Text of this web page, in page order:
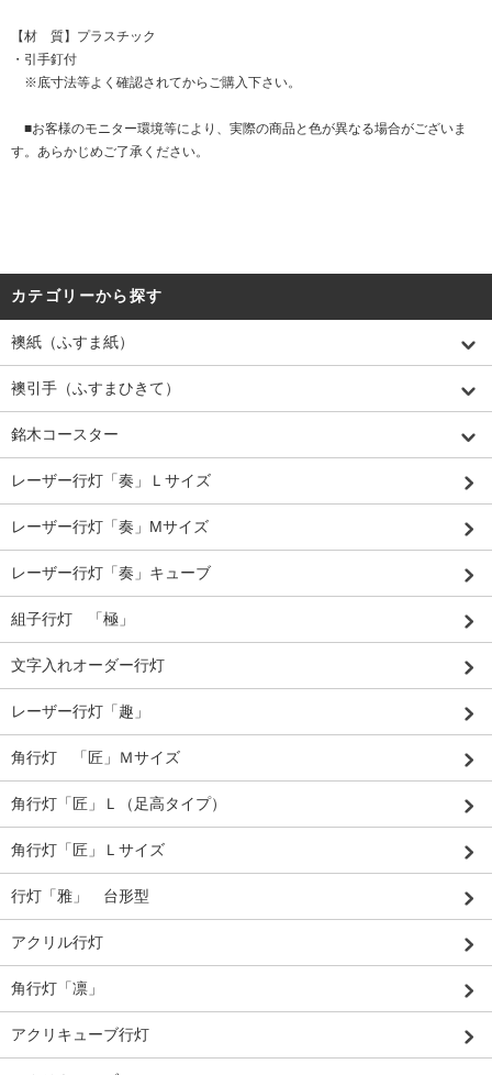
【材 質】プラスチック
・引手釘付
※底寸法等よく確認されてからご購入下さい。
■お客様のモニター環境等により、実際の商品と色が異なる場合がございま
す。あらかじめご了承ください。
カテゴリーから探す
襖紙（ふすま紙）
襖引手（ふすまひきて）
銘木コースター
レーザー行灯「奏」Ｌサイズ
レーザー行灯「奏」Mサイズ
レーザー行灯「奏」キューブ
組子行灯 「極」
文字入れオーダー行灯
レーザー行灯「趣」
角行灯 「匠」Ｍサイズ
角行灯「匠」Ｌ（足高タイプ）
角行灯「匠」Ｌサイズ
行灯「雅」 台形型
アクリル行灯
角行灯「凛」
アクリキューブ行灯